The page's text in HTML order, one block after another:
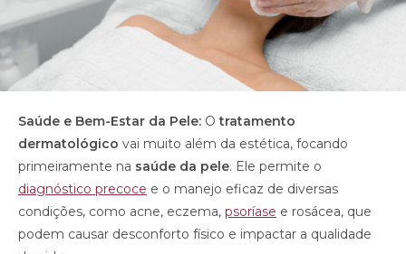
Saúde e Bem-Estar da Pele: Otratamento
dermatológico vai muito além da estética, focando
primeiramente na saúde da pele. Ele permite o
diagnóstico precoce e o manejo eficaz de diversas
condições, como acne, eczema, psoríase e rosácea, que
podem causar desconforto físico e impactar a qualidade